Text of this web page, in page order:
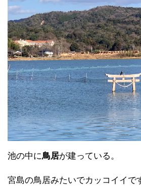
池の中に鳥居が建っている。
宮島の鳥居みたいでカッコイイで